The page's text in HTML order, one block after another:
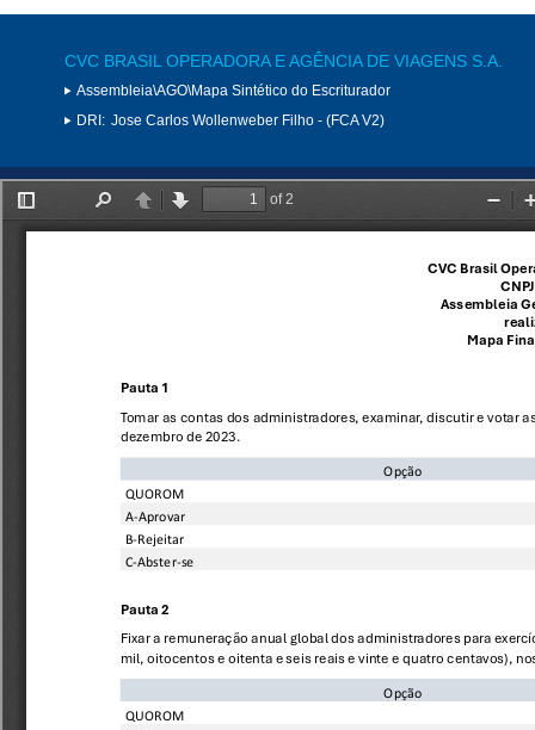
CVC BRASIL OPERADORA E AGÊNCIA DE VIAGENS S.A.
Assembleia\AGO\Mapa Sintético do Escriturador
DRI: Jose Carlos Wollenweber Filho - (FCA V2)